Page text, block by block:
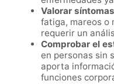
Valorar
fatiga, mareos o
requerir un
Comprobar el
en personas sin
aporta
funciones